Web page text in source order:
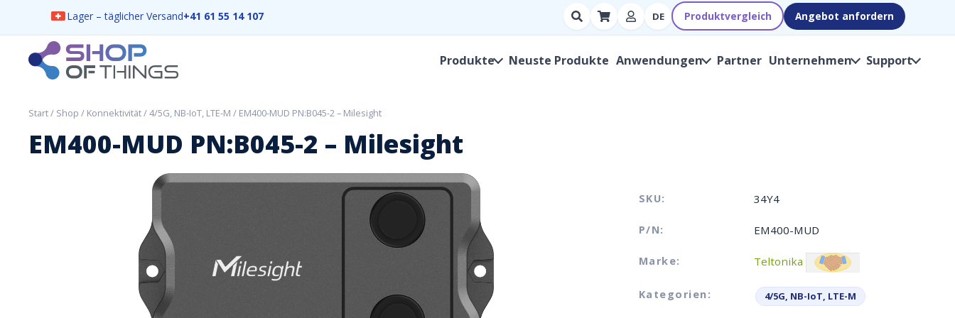
Lager – täglicher Versand+41 61 55 14 107
Suchen
nach
Hersteller,
DE Produktvergleich Angebot anfordern
ShopOfThings
Produkte Neuste Produkte Anwendungen Partner Unternehmen Support
Start/ Shop / Konnektivität/4/5G, NB-IoT, LTE-M / EM400-MUD PN:B045-2 – Milesight
EM400-MUD PN:B045-2 – Milesight
SKU: 34Y4
P/N: EM400-MUD
Marke: Teltonika
Kategorien: 4/5G, NB-IoT, LTE-M